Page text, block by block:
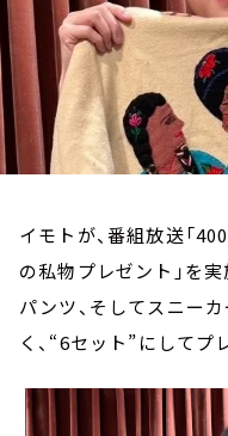
イモトが、番組放送「
の私物プレゼント」を実
パンツ、そしてスニー
く、“6セット”にして